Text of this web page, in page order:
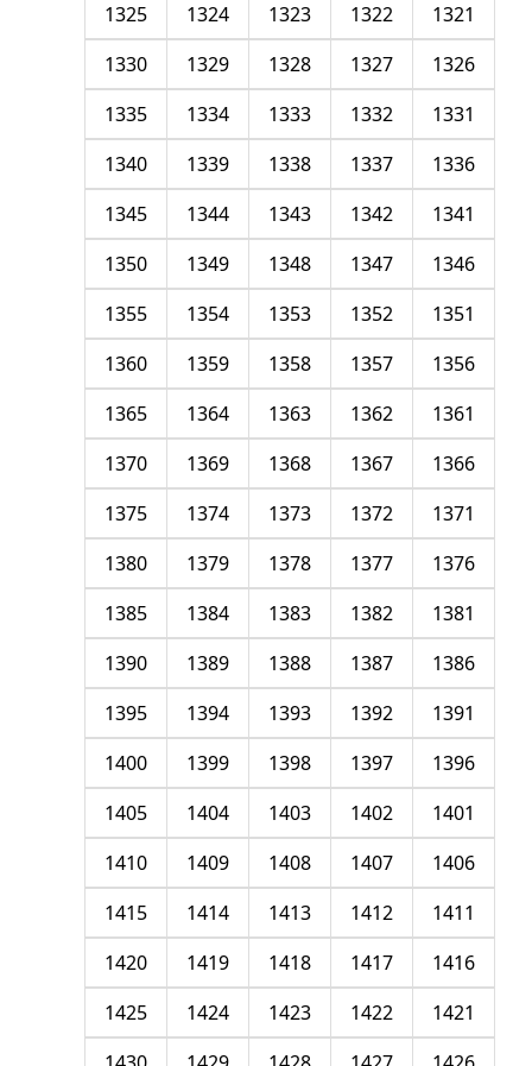
1321
1322
1323
1324
1325
1326
1327
1328
1329
1330
1331
1332
1333
1334
1335
1336
1337
1338
1339
1340
1341
1342
1343
1344
1345
1346
1347
1348
1349
1350
1351
1352
1353
1354
1355
1356
1357
1358
1359
1360
1361
1362
1363
1364
1365
1366
1367
1368
1369
1370
1371
1372
1373
1374
1375
1376
1377
1378
1379
1380
1381
1382
1383
1384
1385
1386
1387
1388
1389
1390
1391
1392
1393
1394
1395
1396
1397
1398
1399
1400
1401
1402
1403
1404
1405
1406
1407
1408
1409
1410
1411
1412
1413
1414
1415
1416
1417
1418
1419
1420
1421
1422
1423
1424
1425